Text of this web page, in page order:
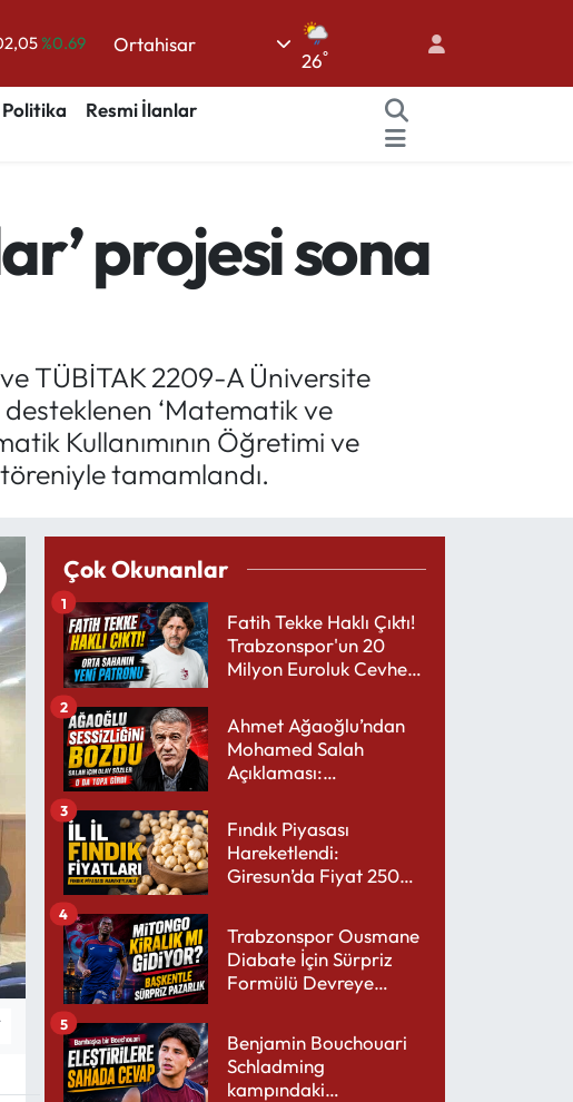
%0.69
%0.1
13.768%48
Ortahisar
26°
Politika
Resmi İlanlar
projesi sona
TÜBİTAK 2209-A Üniversite
‘Matematik ve
Kullanımının Öğretimi ve
tamamlandı.
Çok Okunanlar
Fatih Tekke Haklı Çıktı!
Trabzonspor'un 20
Milyon Euroluk Cevheri
1
Ahmet Ağaoğlu’ndan
Mohamed Salah
Açıklaması:
Yakışır
2
Fındık Piyasası
Hareketlendi:
Giresun’da Fiyat 250
3
Trabzonspor Ousmane
Diabate İçin Sürpriz
Formülü Devreye
4
Benjamin Bouchouari
Schladming
kampındaki
5